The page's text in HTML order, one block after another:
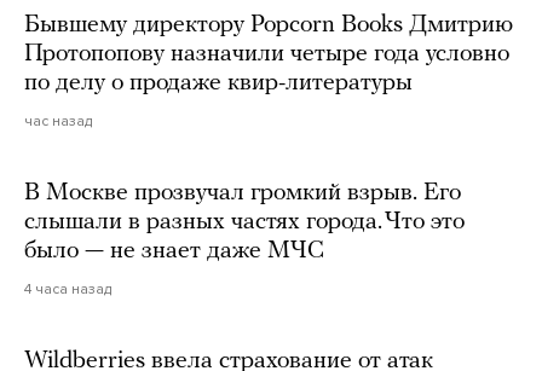
Бывшему директору Popcorn Books Дмитрию
Протопопову назначили четыре года условно
по делу о продаже квир-литературы
час назад
В Москве прозвучал громкий взрыв. Его
слышали в разных частях города. Что это
было — не знает даже МЧС
4 часа назад
Wildberries ввела страхование от атак